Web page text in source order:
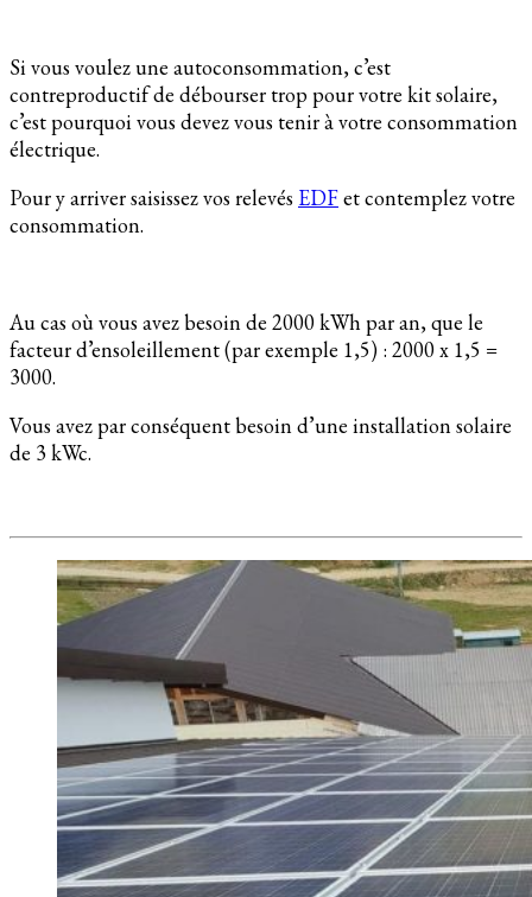
Si vous voulez une autoconsommation, c’est
contreproductif de débourser trop pour votre kit solaire,
c’est pourquoi vous devez vous tenir à votre consommation
électrique.
Pour y arriver saisissez vos relevés EDFet contemplez votre
consommation.
Au cas où vous avez besoin de 2000 kWh par an, que le
facteur d’ensoleillement (par exemple 1,5) : 2000 x 1,5 =
3000.
Vous avez par conséquent besoin d’une installation solaire
de 3 kWc.